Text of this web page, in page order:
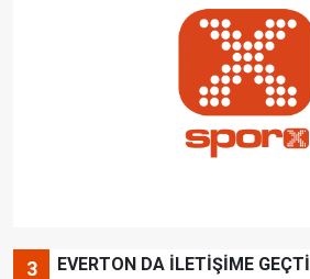
3 EVERTON DA İLETİŞİME GEÇTİ